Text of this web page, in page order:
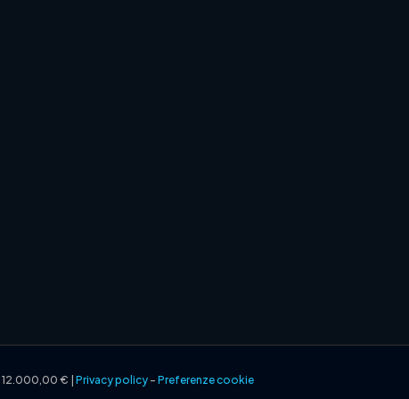
12.000,00 € |Privacy policy –Preferenze cookie